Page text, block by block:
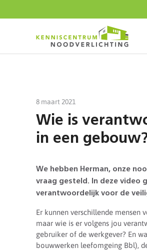
8 maart 2021
Wie is
in een
We hebben Herman, onze
vraag gesteld. In deze video
verantwoordelijk voor de
Er kunnen verschillende
maar wie is er volgens jou
gebruiker of de werkgever? En
bouwwerken leefomgeing Bbl),